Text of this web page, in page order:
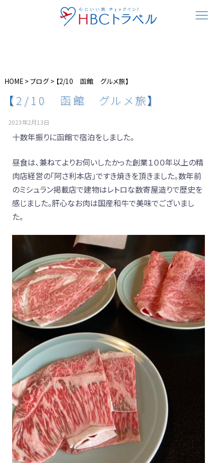
HOME>ブログ> 【2/10 函館 グルメ旅】
【2/10 函館 グルメ旅】
2023年2月13日
十数年振りに函館で宿泊をしました。
昼食は、兼ねてよりお伺いしたかった創業１００年以上の精
肉店経営の「阿さ利本店」ですき焼きを頂きました。数年前
のミシュラン掲載店で建物はレトロな数寄屋造りで歴史を
感じました。肝心なお肉は国産和牛で美味でございまし
た。